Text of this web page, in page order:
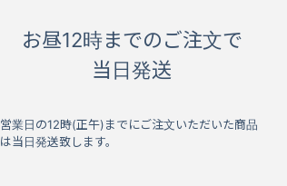
お昼12時までのご注文で
当日発送
営業日の12時(正午)までにご注文いただいた商品
は当日発送致します。